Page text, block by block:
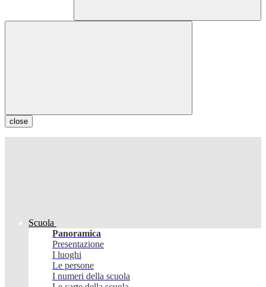
close
Scuola
Panoramica
Presentazione
I luoghi
Le persone
I numeri della scuola